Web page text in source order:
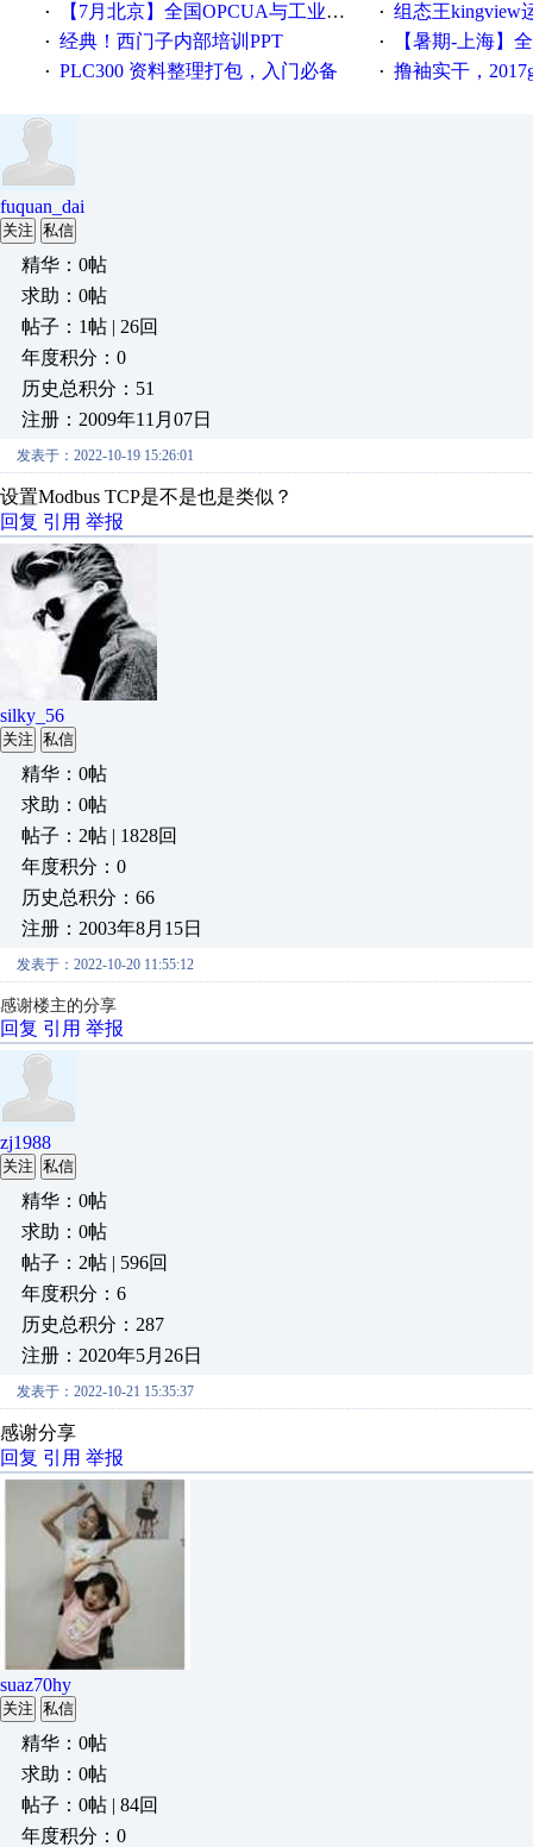
· 【7月北京】全国OPCUA与工业互联技术培训班通知！ · 组态王kingview
· 经典！西门子内部培训PPT · 【暑期-上海】全国工业
· PLC300 资料整理打包，入门必备 · 撸袖实干，2017gongkong®第
fuquan_dai
关注 私信
精华：0帖
求助：0帖
帖子：1帖 | 26回
年度积分：0
历史总积分：51
注册：2009年11月07日
发表于：2022-10-19 15:26:01
设置Modbus TCP是不是也是类似？
回复 引用 举报
silky_56
关注 私信
精华：0帖
求助：0帖
帖子：2帖 | 1828回
年度积分：0
历史总积分：66
注册：2003年8月15日
发表于：2022-10-20 11:55:12
感谢楼主的分享
回复 引用 举报
zj1988
关注 私信
精华：0帖
求助：0帖
帖子：2帖 | 596回
年度积分：6
历史总积分：287
注册：2020年5月26日
发表于：2022-10-21 15:35:37
感谢分享
回复 引用 举报
suaz70hy
关注 私信
精华：0帖
求助：0帖
帖子：0帖 | 84回
年度积分：0